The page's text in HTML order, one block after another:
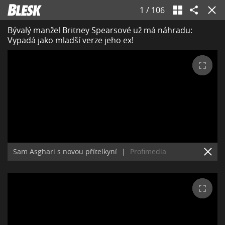
1 / 106
Bývalý manžel Britney Spearsové už má náhradu:
Vypadá jako mladší verze jeho ex!
Sam Asghari s novou přítelkyní | Profimedia